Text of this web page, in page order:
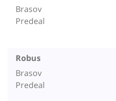
Brasov
Predeal
Robus
Brasov
Predeal